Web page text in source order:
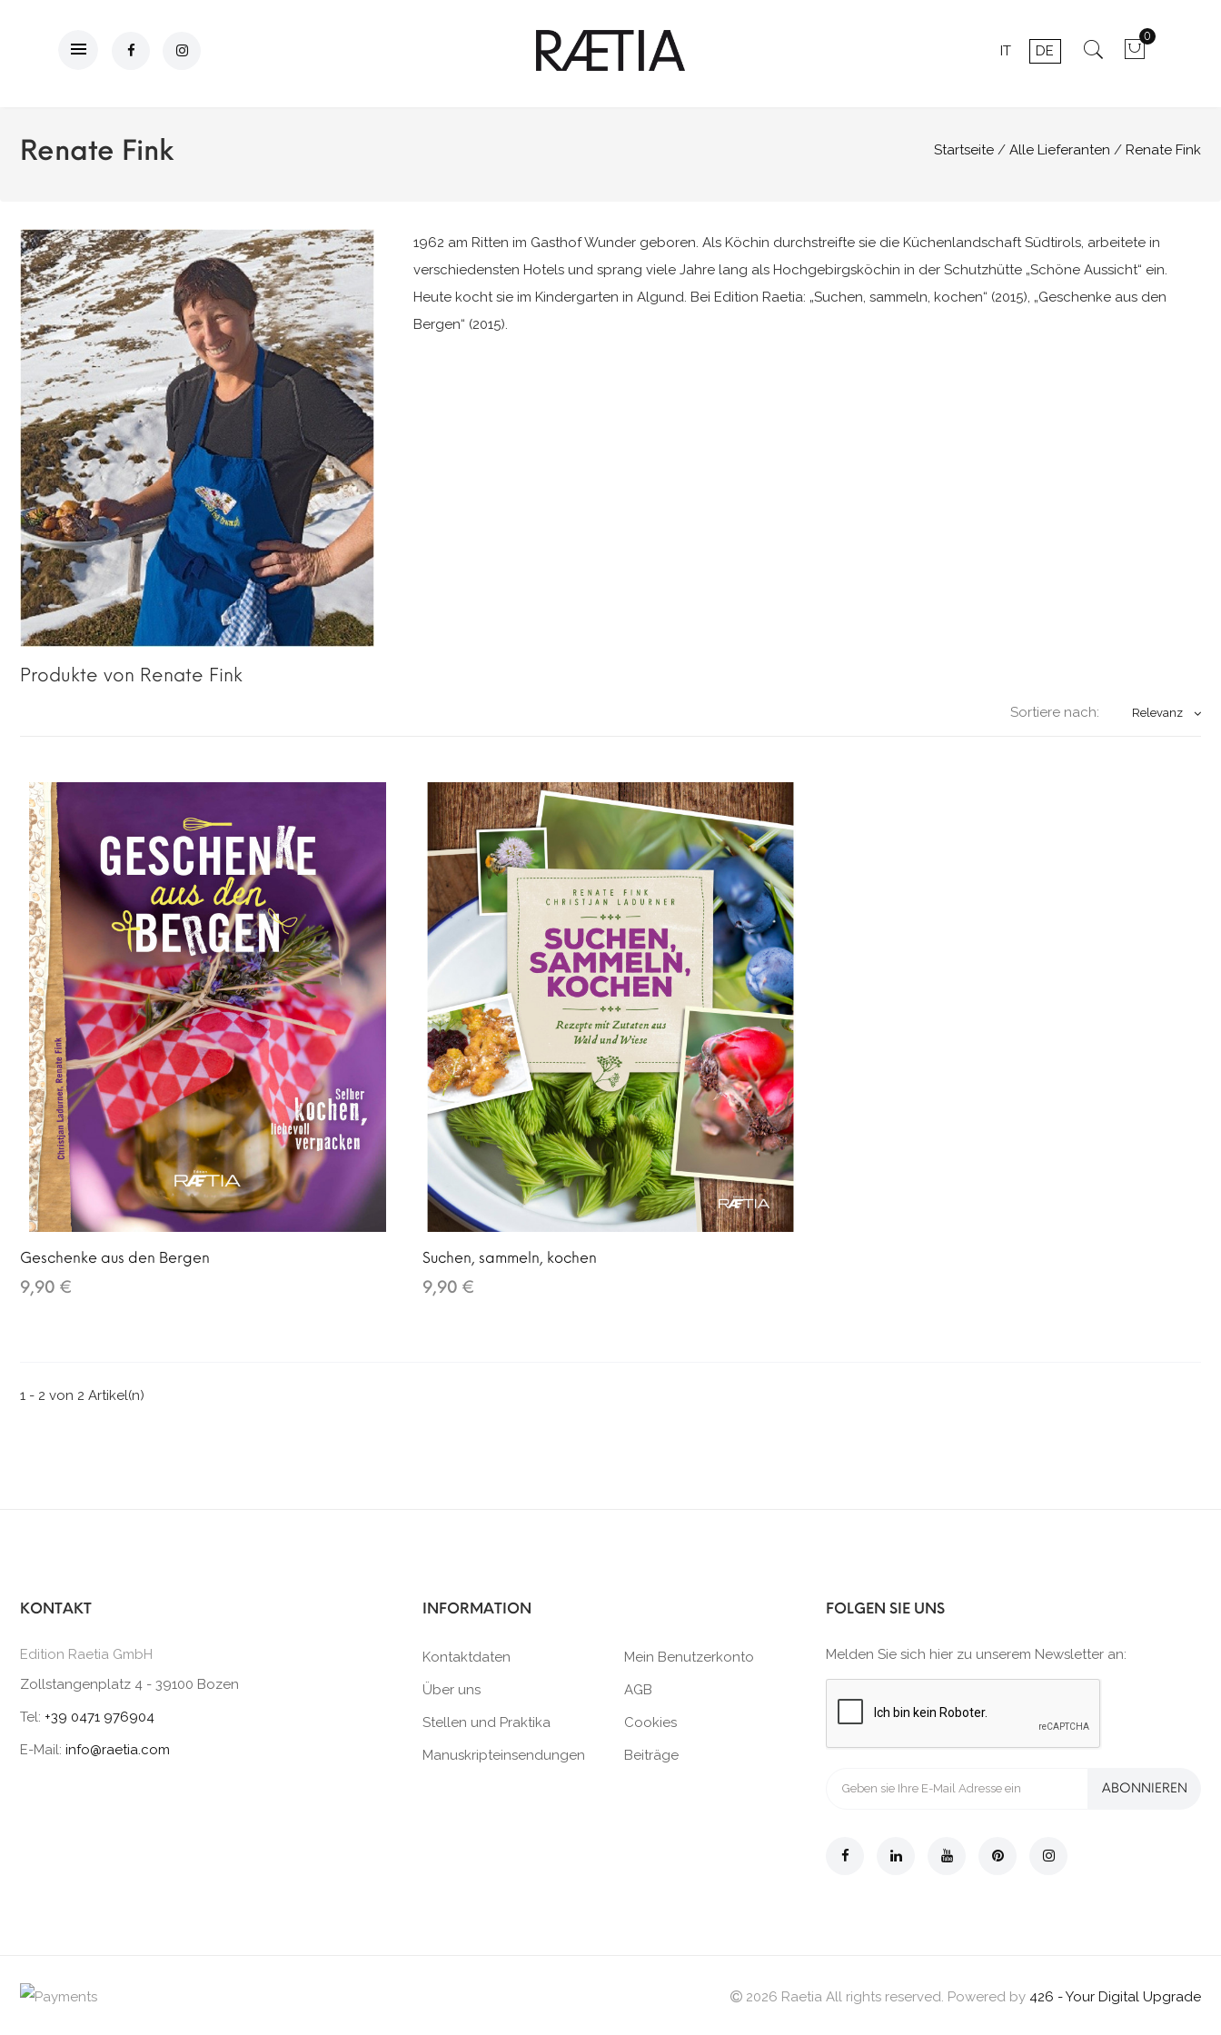
0
IT DE
Renate Fink Startseite Alle Lieferanten Renate Fink
1962 am Ritten im Gasthof Wunder geboren. Als Köchin durchstreifte sie die Küchenlandschaft Südtirols, arbeitete in
verschiedensten Hotels und sprang viele Jahre lang als Hochgebirgsköchin in der Schutzhütte „Schöne Aussicht“ ein.
Heute kocht sie im Kindergarten in Algund. Bei Edition Raetia: „Suchen, sammeln, kochen“ (2015), „Geschenke aus den
Bergen“ (2015).
Produkte von Renate Fink
Sortiere nach: Relevanz
Geschenke aus den Bergen
9,90 €
Suchen, sammeln, kochen
9,90 €
1 - 2 von 2 Artikel(n)
KONTAKT
Edition Raetia GmbH
Zollstangenplatz 4 - 39100 Bozen
Tel: +39 0471 976904
E-Mail: info@raetia.com
INFORMATION
Kontaktdaten
Über uns
Stellen und Praktika
Manuskripteinsendungen
Mein Benutzerkonto
AGB
Cookies
Beiträge
FOLGEN SIE UNS
Melden Sie sich hier zu unserem Newsletter an:
ABONNIEREN
2026 Raetia All rights reserved. Powered by 426 - Your Digital Upgrade